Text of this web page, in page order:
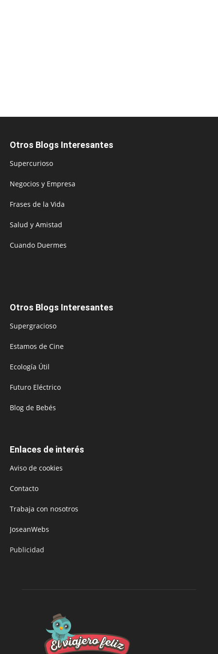
Otros Blogs Interesantes
Supercurioso
Negocios y Empresa
Frases de la Vida
Salud y Amistad
Cuando Duermes
Otros Blogs Interesantes
Supergracioso
Estamos de Cine
Ecología Útil
Futuro Eléctrico
Blog de Bebés
Enlaces de interés
Aviso de cookies
Contacto
Trabaja con nosotros
JoseanWebs
Publicidad